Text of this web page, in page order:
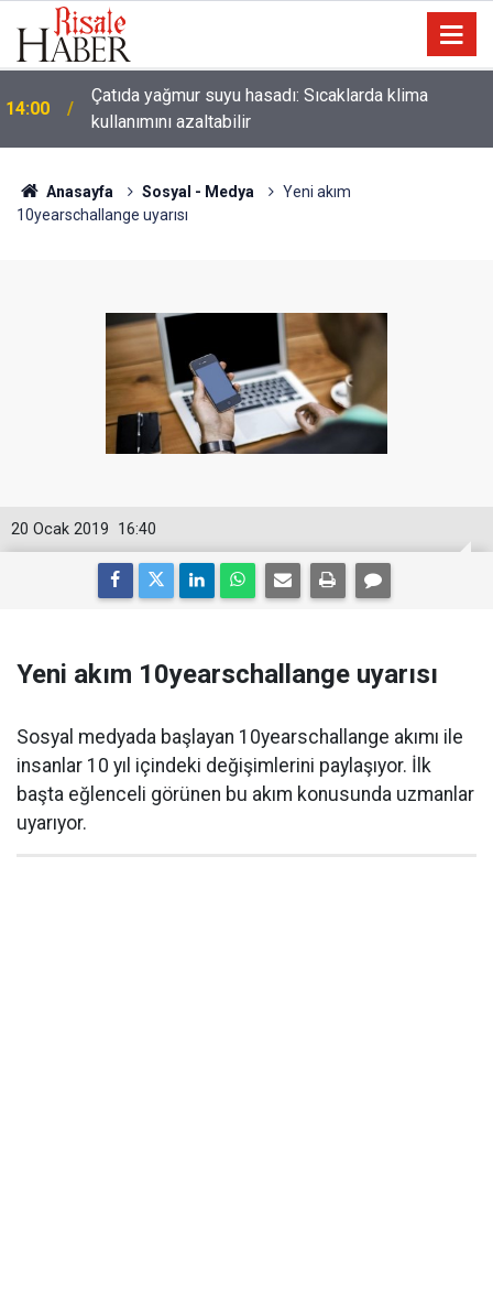
14:00
Çatıda yağmur suyu hasadı: Sıcaklarda klima
kullanımını azaltabilir
Anasayfa Sosyal - Medya
Yeni akım
10yearschallange uyarısı
16:40
20 Ocak 2019
Yeni akım 10yearschallange uyarısı
Sosyal medyada başlayan 10yearschallange akımı ile
insanlar 10 yıl içindeki değişimlerini paylaşıyor. İlk
başta eğlenceli görünen bu akım konusunda uzmanlar
uyarıyor.